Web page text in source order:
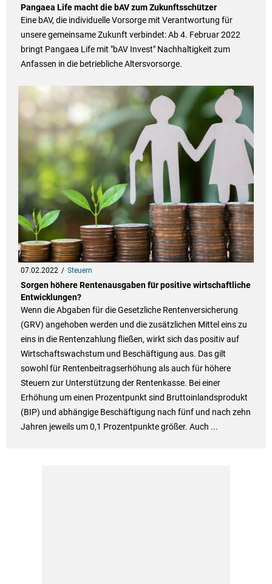
Pangaea Life macht die bAV zum Zukunftsschützer
Eine bAV, die individuelle Vorsorge mit Verantwortung für
unsere gemeinsame Zukunft verbindet: Ab 4. Februar 2022
bringt Pangaea Life mit "bAV Invest" Nachhaltigkeit zum
Anfassen in die betriebliche Altersvorsorge.
07.02.2022 Steuern
Sorgen höhere Rentenausgaben für positive wirtschaftliche
Entwicklungen?
Wenn die Abgaben für die Gesetzliche Rentenversicherung
(GRV) angehoben werden und die zusätzlichen Mittel eins zu
eins in die Rentenzahlung fließen, wirkt sich das positiv auf
Wirtschaftswachstum und Beschäftigung aus. Das gilt
sowohl für Rentenbeitragserhöhung als auch für höhere
Steuern zur Unterstützung der Rentenkasse. Bei einer
Erhöhung um einen Prozentpunkt sind Bruttoinlandsprodukt
(BIP) und abhängige Beschäftigung nach fünf und nach zehn
Jahren jeweils um 0,1 Prozentpunkte größer. Auch ...